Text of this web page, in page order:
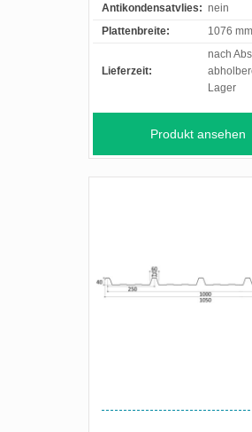
Antikondensatvlies: nein
Plattenbreite:
1076 mm
Lieferzeit:
nach
Lager
Produkt ansehen